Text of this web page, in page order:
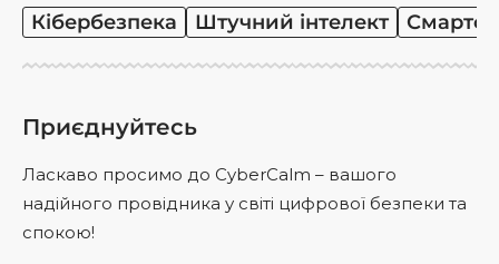
Кібербезпека Штучний інтелект
Приєднуйтесь
Ласкаво просимо до CyberCalm – вашого
надійного провідника у світі цифрової безпеки та
спокою!